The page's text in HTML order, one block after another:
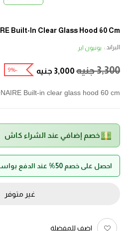
Built-In Clear Glass Hood 60 Cm
البراند : يونيون اير
3,300جنيه 3,000 جنيه -9%
Built-in clear glass hood 60 cm
خصم إضافي عند الشراء كاش
احصل على خصم 50% عند الدفع بواسطة حالا
غير متوفر
اضف للمفضلة